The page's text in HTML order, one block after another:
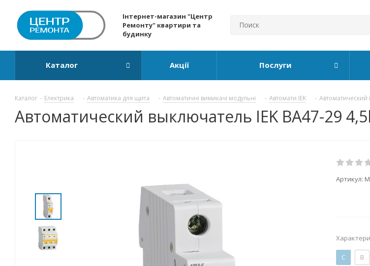
Інтернет-магазин "Центр
Ремонту" квартири та
будинку
Каталог Акції Послуги
Каталог - Електрика - Автоматика для щита - Автоматичні вимикачі модульні - Автомати IEK - Автоматический
Автоматический выключатель IEK ВА47-29
Артикул:
C B